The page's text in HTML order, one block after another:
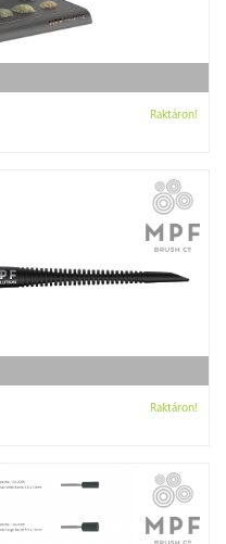
Raktáron!
Raktáron!